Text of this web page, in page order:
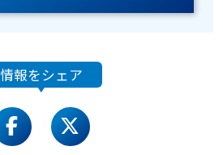
情報をシェア
facebooktwitter